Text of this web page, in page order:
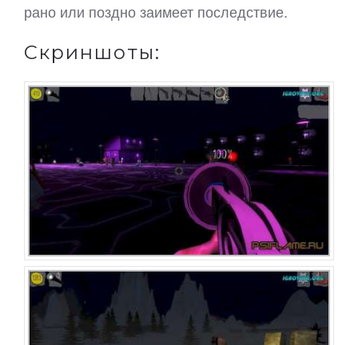
рано или поздно заимеет последствие.
Скриншоты: